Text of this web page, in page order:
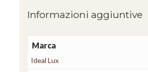
Informazioni aggiuntive
Marca
Ideal Lux